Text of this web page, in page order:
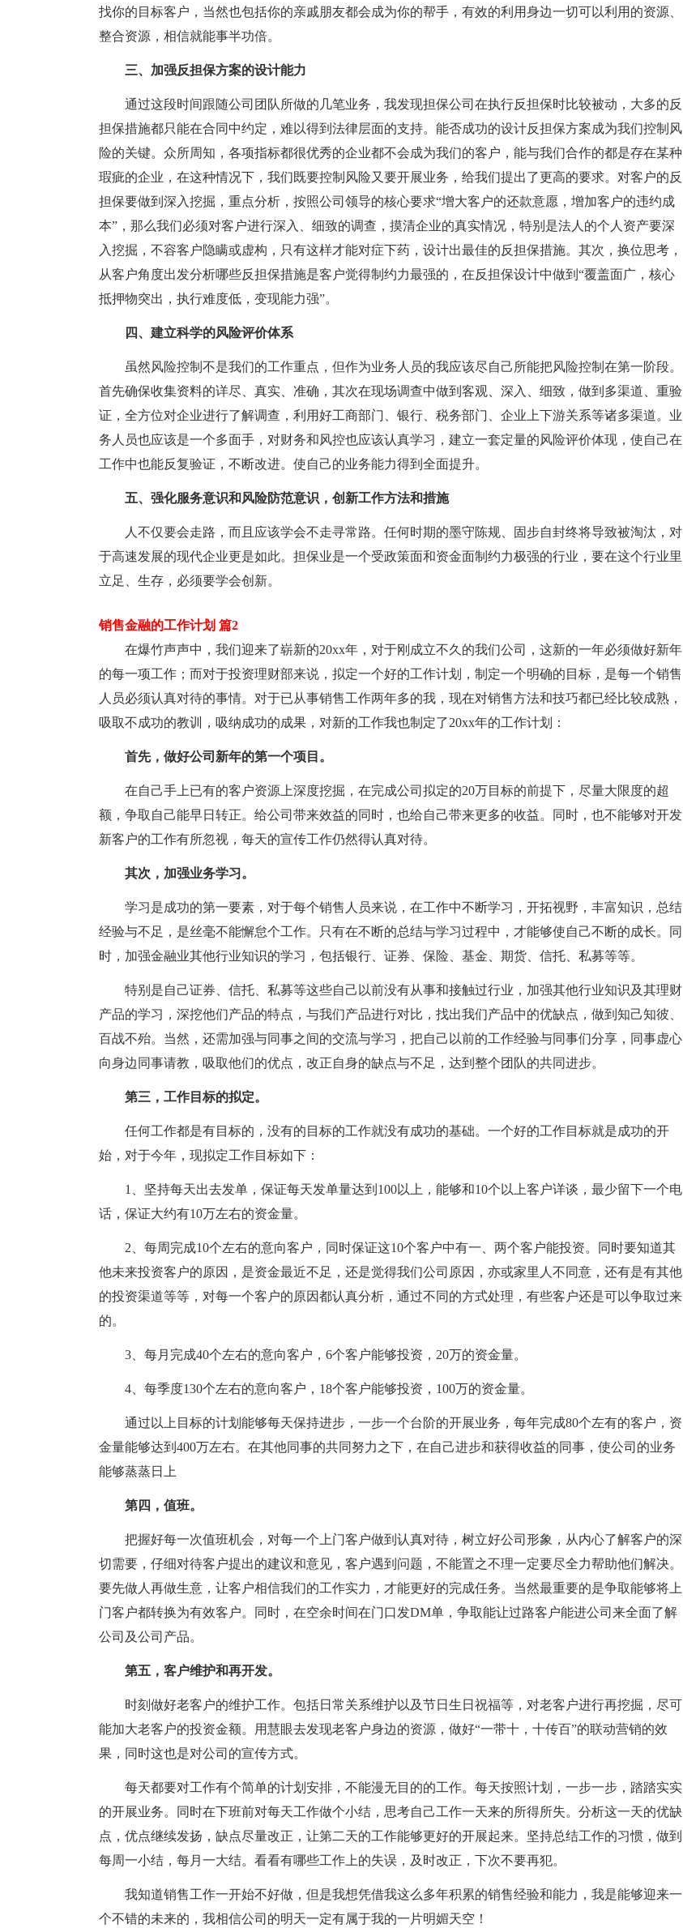
找你的目标客户，当然也包括你的亲戚朋友都会成为你的帮手，有效的利用身边一切可以利用的资源、
整合资源，相信就能事半功倍。
三、加强反担保方案的设计能力
通过这段时间跟随公司团队所做的几笔业务，我发现担保公司在执行反担保时比较被动，大多的反
担保措施都只能在合同中约定，难以得到法律层面的支持。能否成功的设计反担保方案成为我们控制风
险的关键。众所周知，各项指标都很优秀的企业都不会成为我们的客户，能与我们合作的都是存在某种
瑕疵的企业，在这种情况下，我们既要控制风险又要开展业务，给我们提出了更高的要求。对客户的反
担保要做到深入挖掘，重点分析，按照公司领导的核心要求“增大客户的还款意愿，增加客户的违约成
本”，那么我们必须对客户进行深入、细致的调查，摸清企业的真实情况，特别是法人的个人资产要深
入挖掘，不容客户隐瞒或虚构，只有这样才能对症下药，设计出最佳的反担保措施。其次，换位思考，
从客户角度出发分析哪些反担保措施是客户觉得制约力最强的，在反担保设计中做到“覆盖面广，核心
抵押物突出，执行难度低，变现能力强”。
四、建立科学的风险评价体系
虽然风险控制不是我们的工作重点，但作为业务人员的我应该尽自己所能把风险控制在第一阶段。
首先确保收集资料的详尽、真实、准确，其次在现场调查中做到客观、深入、细致，做到多渠道、重验
证，全方位对企业进行了解调查，利用好工商部门、银行、税务部门、企业上下游关系等诸多渠道。业
务人员也应该是一个多面手，对财务和风控也应该认真学习，建立一套定量的风险评价体现，使自己在
工作中也能反复验证，不断改进。使自己的业务能力得到全面提升。
五、强化服务意识和风险防范意识，创新工作方法和措施
人不仅要会走路，而且应该学会不走寻常路。任何时期的墨守陈规、固步自封终将导致被淘汰，对
于高速发展的现代企业更是如此。担保业是一个受政策面和资金面制约力极强的行业，要在这个行业里
立足、生存，必须要学会创新。
销售金融的工作计划 篇2
在爆竹声声中，我们迎来了崭新的20xx年，对于刚成立不久的我们公司，这新的一年必须做好新年
的每一项工作；而对于投资理财部来说，拟定一个好的工作计划，制定一个明确的目标，是每一个销售
人员必须认真对待的事情。对于已从事销售工作两年多的我，现在对销售方法和技巧都已经比较成熟，
吸取不成功的教训，吸纳成功的成果，对新的工作我也制定了20xx年的工作计划：
首先，做好公司新年的第一个项目。
在自己手上已有的客户资源上深度挖掘，在完成公司拟定的20万目标的前提下，尽量大限度的超
额，争取自己能早日转正。给公司带来效益的同时，也给自己带来更多的收益。同时，也不能够对开发
新客户的工作有所忽视，每天的宣传工作仍然得认真对待。
其次，加强业务学习。
学习是成功的第一要素，对于每个销售人员来说，在工作中不断学习，开拓视野，丰富知识，总结
经验与不足，是丝毫不能懈怠个工作。只有在不断的总结与学习过程中，才能够使自己不断的成长。同
时，加强金融业其他行业知识的学习，包括银行、证券、保险、基金、期货、信托、私募等等。
特别是自己证券、信托、私募等这些自己以前没有从事和接触过行业，加强其他行业知识及其理财
产品的学习，深挖他们产品的特点，与我们产品进行对比，找出我们产品中的优缺点，做到知己知彼、
百战不殆。当然，还需加强与同事之间的交流与学习，把自己以前的工作经验与同事们分享，同事虚心
向身边同事请教，吸取他们的优点，改正自身的缺点与不足，达到整个团队的共同进步。
第三，工作目标的拟定。
任何工作都是有目标的，没有的目标的工作就没有成功的基础。一个好的工作目标就是成功的开
始，对于今年，现拟定工作目标如下：
1、坚持每天出去发单，保证每天发单量达到100以上，能够和10个以上客户详谈，最少留下一个电
话，保证大约有10万左右的资金量。
2、每周完成10个左右的意向客户，同时保证这10个客户中有一、两个客户能投资。同时要知道其
他未来投资客户的原因，是资金最近不足，还是觉得我们公司原因，亦或家里人不同意，还有是有其他
的投资渠道等等，对每一个客户的原因都认真分析，通过不同的方式处理，有些客户还是可以争取过来
的。
3、每月完成40个左右的意向客户，6个客户能够投资，20万的资金量。
4、每季度130个左右的意向客户，18个客户能够投资，100万的资金量。
通过以上目标的计划能够每天保持进步，一步一个台阶的开展业务，每年完成80个左有的客户，资
金量能够达到400万左右。在其他同事的共同努力之下，在自己进步和获得收益的同事，使公司的业务
能够蒸蒸日上
第四，值班。
把握好每一次值班机会，对每一个上门客户做到认真对待，树立好公司形象，从内心了解客户的深
切需要，仔细对待客户提出的建议和意见，客户遇到问题，不能置之不理一定要尽全力帮助他们解决。
要先做人再做生意，让客户相信我们的工作实力，才能更好的完成任务。当然最重要的是争取能够将上
门客户都转换为有效客户。同时，在空余时间在门口发DM单，争取能让过路客户能进公司来全面了解
公司及公司产品。
第五，客户维护和再开发。
时刻做好老客户的维护工作。包括日常关系维护以及节日生日祝福等，对老客户进行再挖掘，尽可
能加大老客户的投资金额。用慧眼去发现老客户身边的资源，做好“一带十，十传百”的联动营销的效
果，同时这也是对公司的宣传方式。
每天都要对工作有个简单的计划安排，不能漫无目的的工作。每天按照计划，一步一步，踏踏实实
的开展业务。同时在下班前对每天工作做个小结，思考自己工作一天来的所得所失。分析这一天的优缺
点，优点继续发扬，缺点尽量改正，让第二天的工作能够更好的开展起来。坚持总结工作的习惯，做到
每周一小结，每月一大结。看看有哪些工作上的失误，及时改正，下次不要再犯。
我知道销售工作一开始不好做，但是我想凭借我这么多年积累的销售经验和能力，我是能够迎来一
个不错的未来的，我相信公司的明天一定有属于我的一片明媚天空！